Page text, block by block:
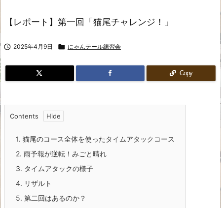
【レポート】第一回「猫尾チャレンジ！」
 2025年4月9日  にゃんテール練習会
Copy
Contents
1. 猫尾のコース全体を使ったタイムアタックコース
2. 雨予報が逆転！みごと晴れ
3. タイムアタックの様子
4. リザルト
5. 第二回はあるのか？